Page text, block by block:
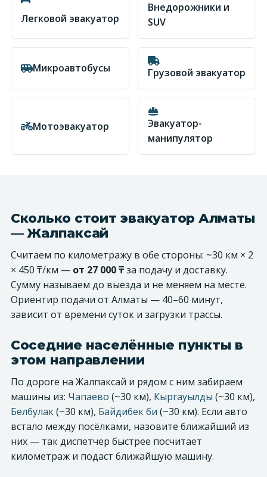
Легковой эвакуатор
Внедорожники и
SUV
Микроавтобусы Грузовой эвакуатор
Мотоэвакуатор
Эвакуатор-
манипулятор
Сколько стоит эвакуатор Алматы
— Жалпаксай
Считаем по километражу в обе стороны: ~30 км × 2
× 450 ₸/км — от 27 000 ₸за подачу и доставку.
Сумму называем до выезда и не меняем на месте.
Ориентир подачи от Алматы — 40–60 минут,
зависит от времени суток и загрузки трассы.
Соседние населённые пункты в
этом направлении
По дороге на Жалпаксай и рядом с ним забираем
машины из: Чапаево (~30 км), Кыргауылды (~30 км),
Белбулак(~30 км), Байдибек би (~30 км). Если авто
встало между посёлками, назовите ближайший из
них — так диспетчер быстрее посчитает
километраж и подаст ближайшую машину.